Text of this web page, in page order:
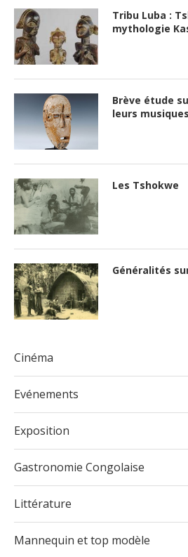
Tribu Luba :
mythologie
Brève étude
leurs musiques
Les Tshokwe
Généralités
Cinéma
Evénements
Exposition
Gastronomie Congolaise
Littérature
Mannequin et top modèle